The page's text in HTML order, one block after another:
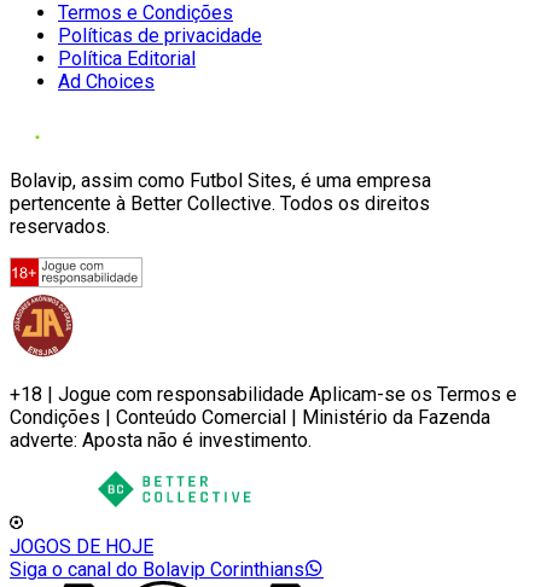
Termos e Condições
Políticas de privacidade
Política Editorial
Ad Choices
Bolavip, assim como Futbol Sites, é uma empresa
pertencente à Better Collective. Todos os direitos
reservados.
+18 | Jogue com responsabilidade Aplicam-se os Termos e
Condições | Conteúdo Comercial | Ministério da Fazenda
adverte: Aposta não é investimento.
JOGOS DE HOJE
Siga o canal do Bolavip Corinthians